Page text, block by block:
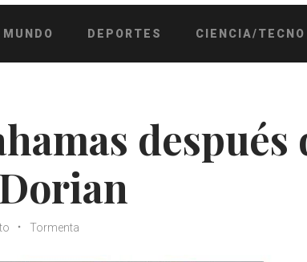
MUNDO DEPORTES CIENCIA/TECNO
después
Tormenta